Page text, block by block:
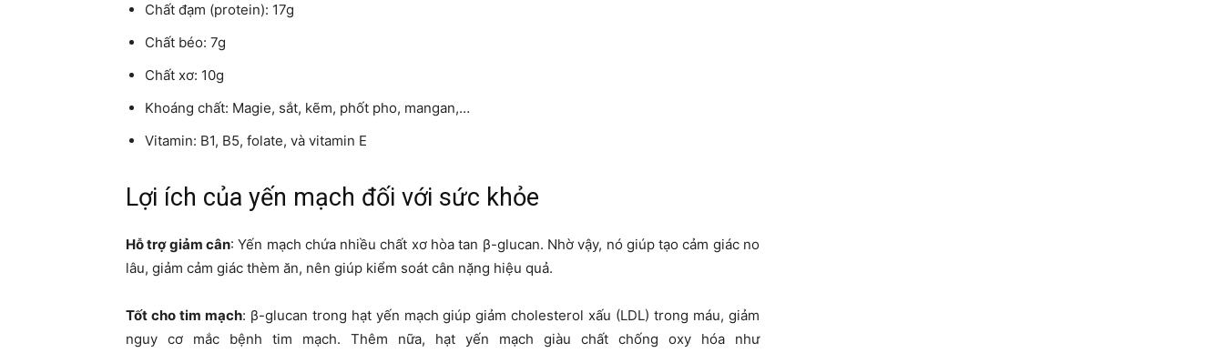
Chất đạm (protein): 17g
Chất béo: 7g
Chất xơ: 10g
Khoáng chất: Magie, sắt, kẽm, phốt pho, mangan,…
Vitamin: B1, B5, folate, và vitamin E
Lợi ích của yến mạch đối với sức khỏe
Hỗ trợ giảm cân: Yến mạch chứa nhiều chất xơ hòa tan β-glucan. Nhờ vậy, nó giúp tạo cảm giác no
lâu, giảm cảm giác thèm ăn, nên giúp kiểm soát cân nặng hiệu quả.
Tốt cho tim mạch: β-glucan trong hạt yến mạch giúp giảm cholesterol xấu (LDL) trong máu, giảm
nguy cơ mắc bệnh tim mạch. Thêm nữa, hạt yến mạch giàu chất chống oxy hóa như